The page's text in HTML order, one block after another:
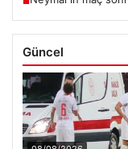
08/08/2026
Lig kötü haberle